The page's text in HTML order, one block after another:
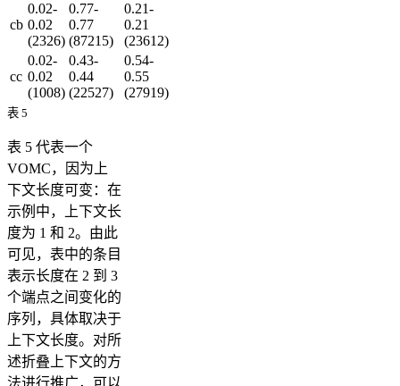
cb
0.02-
0.02
(2326)
0.77-
0.77
(87215)
0.21-
0.21
(23612)
cc
0.02-
0.02
(1008)
0.43-
0.44
(22527)
0.54-
0.55
(27919)
表 5
表 5 代表一个
VOMC，因为上
下文长度可变：在
示例中，上下文长
度为 1 和 2。由此
可见，表中的条目
表示长度在 2 到 3
个端点之间变化的
序列，具体取决于
上下文长度。对所
述折叠上下文的方